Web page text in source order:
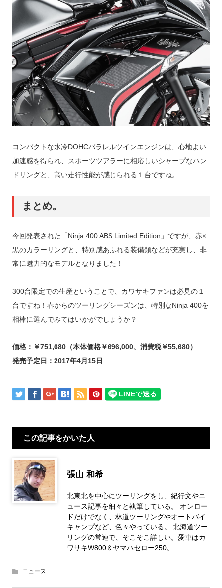
コンパクトな水冷DOHCパラレルツインエンジンは、心地よい
加速感を得られ、スポーツツアラーに相応しいシャープなハン
ドリングと、高い走行性能が感じられる１台ですね。
まとめ。
今回発表された「Ninja 400 ABS Limited Edition」ですが、赤×
黒のカラーリングと、特別感あふれる装備類などが充実し、非
常に魅力的なモデルとなりました！
300台限定での生産ということで、カワサキファンは必見の１
台ですね！春からのツーリングシーズンは、特別なNinja 400を
相棒に選んでみてはいかがでしょうか？
価格：￥751,680（本体価格￥696,000、消費税￥55,680）
発売予定日：2017年4月15日
この記事をかいた人
張山 和希
北東北を中心にツーリングをし、紀行文やニ
ュース記事を細々と執筆している。 オンロー
ドだけでなく、林道ツーリングやオートバイ
キャンプなど、色々やっている。 北海道ツー
リングの常連で、そこそこ詳しい。愛車はカ
ワサキW800＆ヤマハセロー250。
ニュース